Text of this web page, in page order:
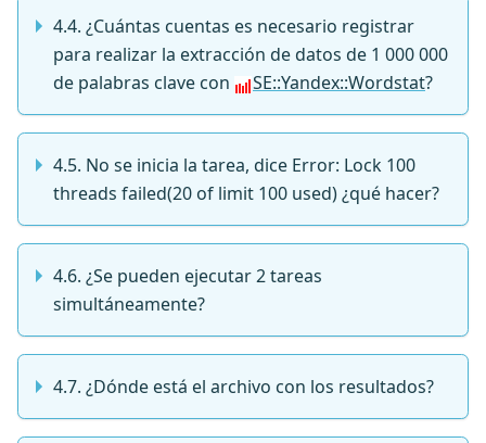
4.4. ¿Cuántas cuentas es necesario registrar
para realizar la extracción de datos de 1 000 000
de palabras clave con
SE::Yandex::Wordstat?
4.5. No se inicia la tarea, dice Error: Lock 100
threads failed(20 of limit 100 used) ¿qué hacer?
4.6. ¿Se pueden ejecutar 2 tareas
simultáneamente?
4.7. ¿Dónde está el archivo con los resultados?